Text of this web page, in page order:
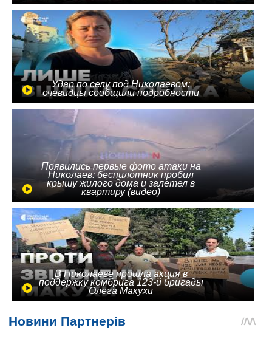
Удар по селу под Николаевом:
очевидцы сообщили подробности
Появились первые фото атаки на
Николаев: беспилотник пробил
крышу жилого дома и залетел в
квартиру (видео)
В Николаеве прошла акция в
поддержку комбрига 123-й бригады
Олега Макухи